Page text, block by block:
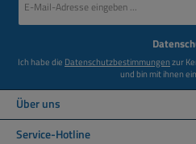
Mail-
Ich habe die Datenschutzbestimmungenzur
und bin mit ihnen
Über uns
Service-Hotline